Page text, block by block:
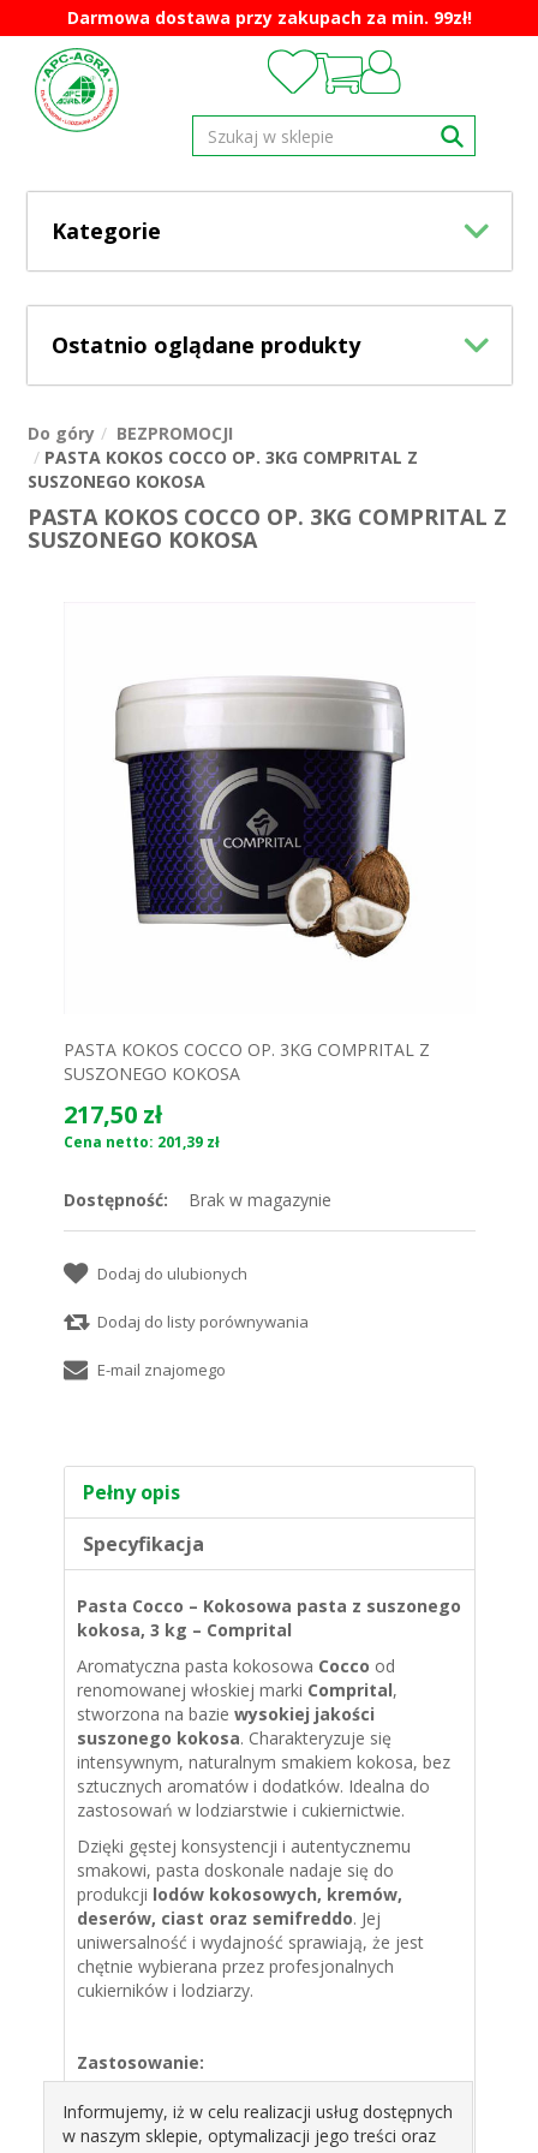
Darmowa dostawa przy zakupach za min. 99zł!
Kategorie
Ostatnio oglądane produkty
Do góry
BEZPROMOCJI
PASTA KOKOS COCCO OP. 3KG COMPRITAL Z
SUSZONEGO KOKOSA
PASTA KOKOS COCCO OP. 3KG COMPRITAL Z
SUSZONEGO KOKOSA
PASTA KOKOS COCCO OP. 3KG COMPRITAL Z
SUSZONEGO KOKOSA
217,50 zł
Cena netto: 201,39 zł
Dostępność: Brak w magazynie
Pełny opis
Specyfikacja
Pasta Cocco – Kokosowa pasta z suszonego
kokosa, 3 kg – Comprital
Aromatyczna pasta kokosowa Cocco od
renomowanej włoskiej marki Comprital,
stworzona na bazie wysokiej jakości
suszonego kokosa. Charakteryzuje się
intensywnym, naturalnym smakiem kokosa, bez
sztucznych aromatów i dodatków. Idealna do
zastosowań w lodziarstwie i cukiernictwie.
Dzięki gęstej konsystencji i autentycznemu
smakowi, pasta doskonale nadaje się do
produkcji lodów kokosowych, kremów,
deserów, ciast oraz semifreddo. Jej
uniwersalność i wydajność sprawiają, że jest
chętnie wybierana przez profesjonalnych
cukierników i lodziarzy.
Zastosowanie:
kremy cukiernicze, musy, panna cotta
Informujemy, iż w celu realizacji usług dostępnych
w naszym sklepie, optymalizacji jego treści oraz